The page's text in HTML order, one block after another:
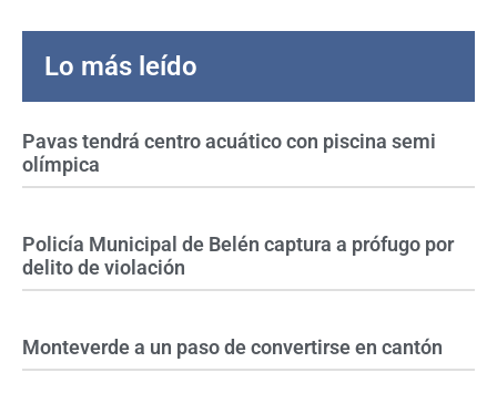
Lo más leído
Pavas tendrá centro acuático con piscina semi
olímpica
Policía Municipal de Belén captura a prófugo por
delito de violación
Monteverde a un paso de convertirse en cantón